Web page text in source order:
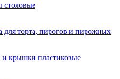
столовые
для торта, пирогов и пирожных
и крышки пластиковые